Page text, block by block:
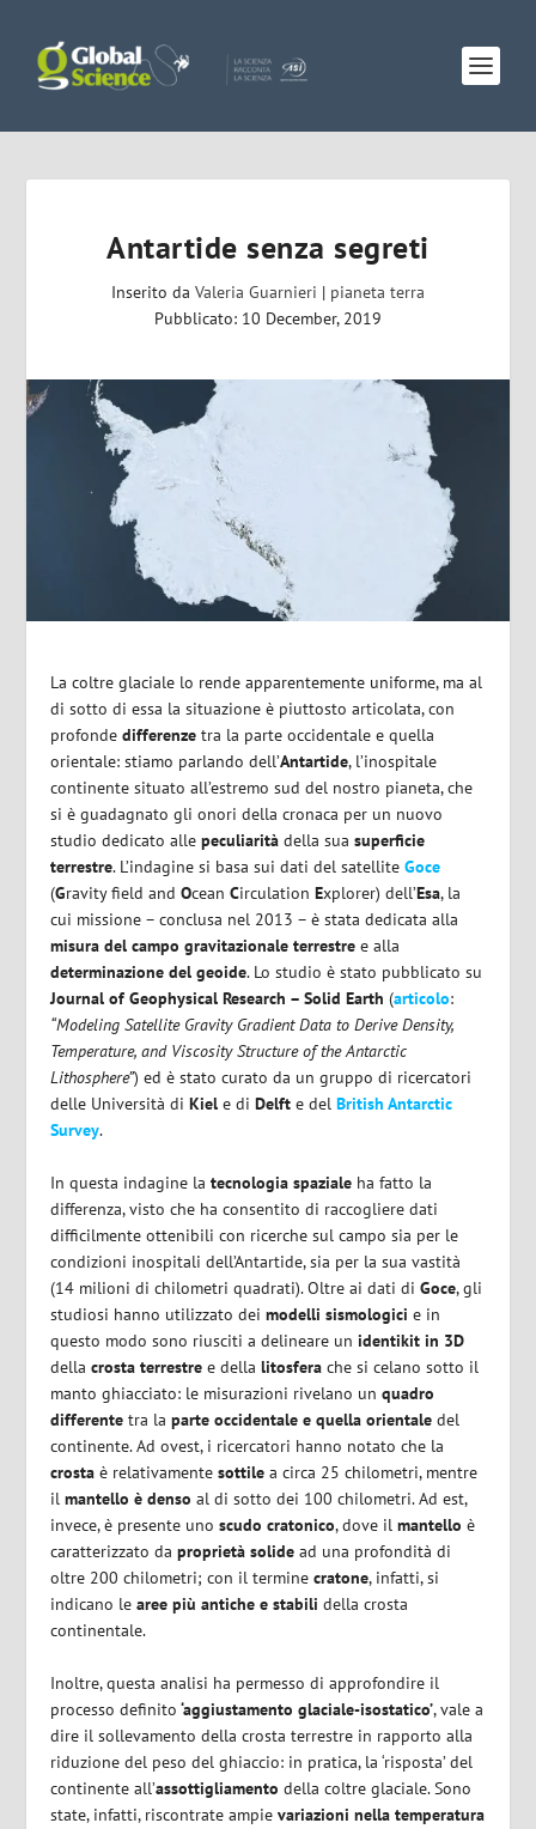
Antartide senza segreti
Inserito da Valeria Guarnieri | pianeta terra
Pubblicato: 10 December, 2019
La coltre glaciale lo rende apparentemente uniforme, ma al
di sotto di essa la situazione è piuttosto articolata, con
profondedifferenze tra la parte occidentale e quella
orientale: stiamo parlando dell’Antartide, l’inospitale
continente situato all’estremo sud del nostro pianeta, che
si è guadagnato gli onori della cronaca per un nuovo
studio dedicato allepeculiarità della suasuperficie
terrestre. L’indagine si basa sui dati del satelliteGoce
(Gravity field andOceanCirculationExplorer) dell’Esa, la
cui missione – conclusa nel 2013 – è stata dedicata alla
misura del campo gravitazionale terrestre e alla
determinazione del geoide. Lo studio è stato pubblicato su
Journal of Geophysical Research – Solid Earth (articolo:
“Modeling Satellite Gravity Gradient Data to Derive Density,
Temperature, and Viscosity Structure of the Antarctic
Lithosphere”) ed è stato curato da un gruppo di ricercatori
delle Università di Kiel e di Delft e delBritish Antarctic
Survey.
In questa indagine latecnologia spaziale ha fatto la
differenza, visto che ha consentito di raccogliere dati
difficilmente ottenibili con ricerche sul campo sia per le
condizioni inospitali dell’Antartide, sia per la sua vastità
(14 milioni di chilometri quadrati). Oltre ai dati di Goce, gli
studiosi hanno utilizzato deimodelli sismologici e in
questo modo sono riusciti a delineare unidentikit in 3D
dellacrosta terrestre e della litosfera che si celano sotto il
manto ghiacciato: le misurazioni rivelano unquadro
differente tra laparte occidentale e quella orientale del
continente. Ad ovest, i ricercatori hanno notato che la
crosta è relativamentesottile a circa 25 chilometri, mentre
il mantello è denso al di sotto dei 100 chilometri. Ad est,
invece, è presente unoscudo cratonico, dove ilmantello è
caratterizzato daproprietà solide ad una profondità di
oltre 200 chilometri; con il terminecratone, infatti, si
indicano learee più antiche e stabili della crosta
continentale.
Inoltre, questa analisi ha permesso di approfondire il
processo definito ‘aggiustamento glaciale-isostatico’, vale a
dire il sollevamento della crosta terrestre in rapporto alla
riduzione del peso del ghiaccio: in pratica, la ‘risposta’ del
continente all’assottigliamento della coltre glaciale. Sono
state, infatti, riscontrate ampievariazioni nella temperatura